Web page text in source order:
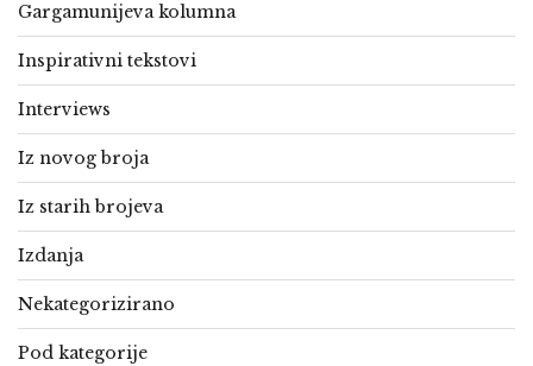
Gargamunijeva kolumna
Inspirativni tekstovi
Interviews
Iz novog broja
Iz starih brojeva
Izdanja
Nekategorizirano
Pod kategorije